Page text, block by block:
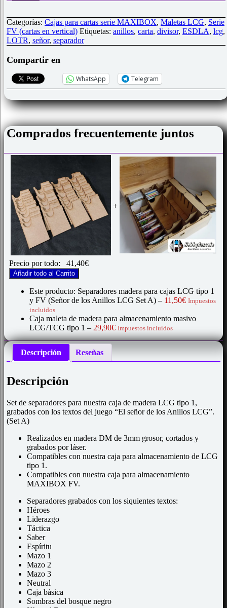
madera
cajas
LCG
tipo
1
y
(Señor
de
Anillos
LCG
Set
A)
cantidad
Categorías: Cajas para cartas serie MAXIBOX, Maletas LCG, Serie
FV (cartas en vertical) Etiquetas: anillos, carta, divisor, ESDLA, lcg,
LOTR, señor, separador
Compartir en
WhatsApp Telegram
Comprados frecuentemente juntos
+
Precio por todo: 41,40€
Añadir todo al Carrito
Este producto: Separadores madera para cajas LCG tipo 1
y FV (Señor de los Anillos LCG Set A) – 11,50€ Impuestos
incluidos
Caja maleta de madera para almacenamiento masivo
LCG/TCG tipo 1 – 29,90€ Impuestos incluidos
Descripción Reseñas
Descripción
Set de separadores para nuestra caja de madera LCG tipo 1,
grabados con los textos del juego “El señor de los Anillos LCG”.
(Set A)
Realizados en madera DM de 3mm grosor, cortados y
grabados por láser.
Compatibles con nuestra caja para almacenamiento de LCG
tipo 1.
Compatibles con nuestra caja para almacenamiento
MAXIBOX FV.
Separadores grabados con los siquientes textos:
Héroes
Liderazgo
Táctica
Saber
Espíritu
Mazo 1
Mazo 2
Mazo 3
Neutral
Caja básica
Sombras del bosque negro